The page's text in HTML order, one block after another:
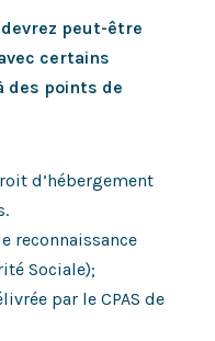
peut-être
certains
des points de
d’hébergement
reconnaissance
Sociale);
par le CPAS de